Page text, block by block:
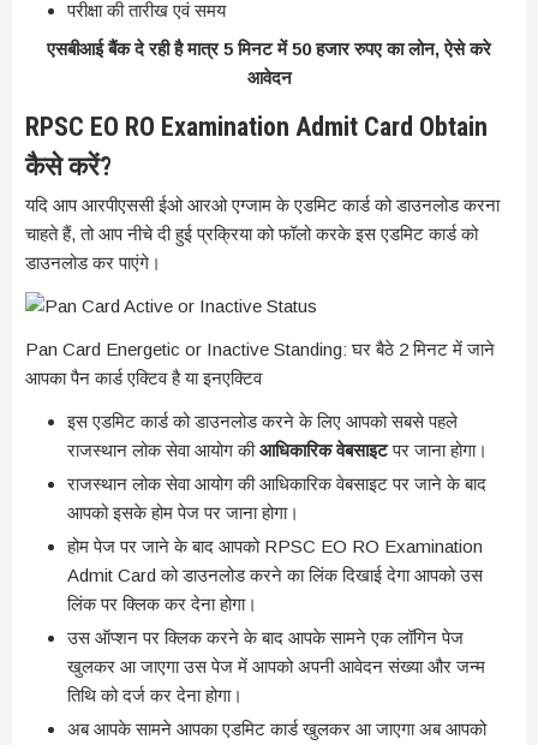
परीक्षा की तारीख एवं समय
एसबीआई बैंक दे रही है मात्र 5 मिनट में 50 हजार रुपए का लोन, ऐसे करे
आवेदन
RPSC EO RO Examination Admit Card Obtain
कैसे करें?
यदि आप आरपीएससी ईओ आरओ एग्जाम के एडमिट कार्ड को डाउनलोड करना
चाहते हैं, तो आप नीचे दी हुई प्रक्रिया को फॉलो करके इस एडमिट कार्ड को
डाउनलोड कर पाएंगे।
Pan Card Energetic or Inactive Standing: घर बैठे 2 मिनट में जाने
आपका पैन कार्ड एक्टिव है या इनएक्टिव
इस एडमिट कार्ड को डाउनलोड करने के लिए आपको सबसे पहले
राजस्थान लोक सेवा आयोग कीआधिकारिक वेबसाइटपर जाना होगा।
राजस्थान लोक सेवा आयोग की आधिकारिक वेबसाइट पर जाने के बाद
आपको इसके होम पेज पर जाना होगा।
होम पेज पर जाने के बाद आपको RPSC EO RO Examination
Admit Card को डाउनलोड करने का लिंक दिखाई देगा आपको उस
लिंक पर क्लिक कर देना होगा।
उस ऑप्शन पर क्लिक करने के बाद आपके सामने एक लॉगिन पेज
खुलकर आ जाएगा उस पेज में आपको अपनी आवेदन संख्या और जन्म
तिथि को दर्ज कर देना होगा।
अब आपके सामने आपका एडमिट कार्ड खुलकर आ जाएगा अब आपको